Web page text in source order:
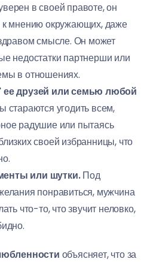
в своей правоте, он
к мнению окружающих, даже
смысле. Он может
недостатки партнерши или
в отношениях.
ее друзей или семью любой
угодить всем,
радушие или пытаясь
своей избранницы, что
или шутки.Под
понравиться, мужчина
что-то, что звучит неловко,
объясняет, что за